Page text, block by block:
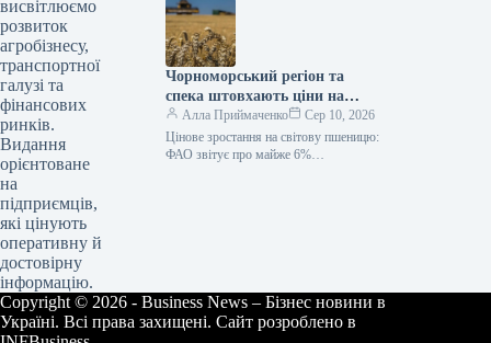
висвітлюємо
розвиток
агробізнесу,
транспортної
галузі та
фінансових
ринків.
Видання
орієнтоване
на
підприємців,
які цінують
оперативну й
достовірну
інформацію.
delo.ua ЄС та Україна Від 12 серпня…
Чорноморський регіон та
спека штовхають ціни на
пшеницю вгору: експерти
б’ють на сполох
Алла Приймаченко
Сер 10, 2026
Цінове зростання на світову пшеницю:
ФАО звітує про майже 6%
Copyright © 2026 - Business News – Бізнес новини в
Україні. Всі права захищені. Сайт розроблено в